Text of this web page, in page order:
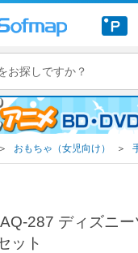
＞ おもちゃ（女児向け） ＞
287 ディズニー
ット